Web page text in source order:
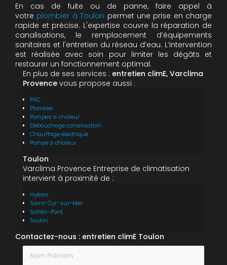
En cas de fuite ou de panne, faire appel à
votre plombier à Toulon permet une prise en charge
rapide et précise. L'expertise couvre la réparation de
canalisations, le remplacement d’équipements
sanitaires et l'entretien du réseau d’eau. L’intervention
est réalisée avec soin pour limiter les dégâts et
restaurer un fonctionnement optimal.
En plus de ses services : entretien climE, Varclima
Provence vous propose aussi :
PAC
Plombier
Pompes a chaleur
Debouchage canalisation
Chauffage électrique
Pompe à chaleur
Toulon
Varclima Provence Entreprise de climatisation
intervient à proximité de :
Hyères
Saint-Cyr-sur-Mer
Solliès-Pont
Toulon
Contactez-nous : entretien climE Toulon
Nom Prénom